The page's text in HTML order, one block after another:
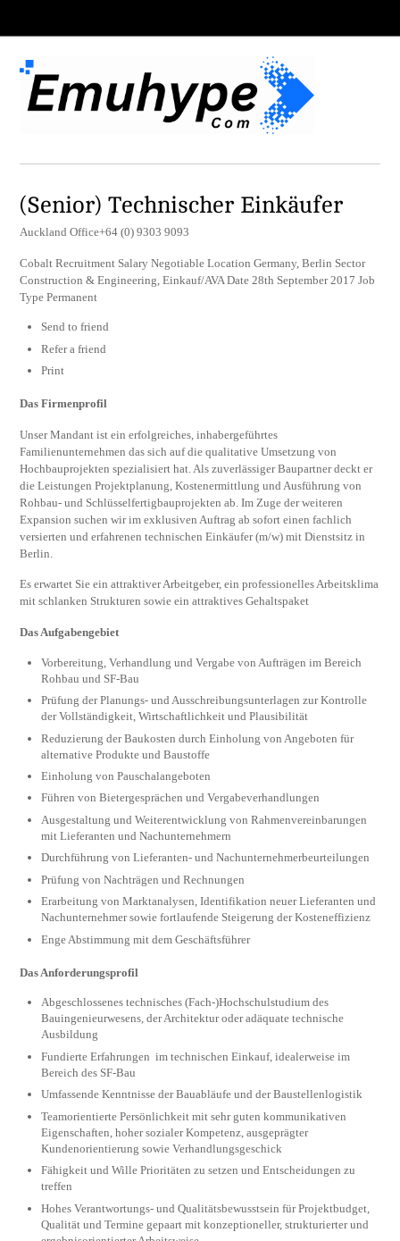
(Senior) Technischer Einkäufer
Auckland Office+64 (0) 9303 9093
Cobalt Recruitment Salary Negotiable Location Germany, Berlin Sector
Construction & Engineering, Einkauf/AVA Date 28th September 2017 Job
Type Permanent
Send to friend
Refer a friend
Print
Das Firmenprofil
Unser Mandant ist ein erfolgreiches, inhabergeführtes
Familienunternehmen das sich auf die qualitative Umsetzung von
Hochbauprojekten spezialisiert hat. Als zuverlässiger Baupartner deckt er
die Leistungen Projektplanung, Kostenermittlung und Ausführung von
Rohbau- und Schlüsselfertigbauprojekten ab. Im Zuge der weiteren
Expansion suchen wir im exklusiven Auftrag ab sofort einen fachlich
versierten und erfahrenen technischen Einkäufer (m/w) mit Dienstsitz in
Berlin.
Es erwartet Sie ein attraktiver Arbeitgeber, ein professionelles Arbeitsklima
mit schlanken Strukturen sowie ein attraktives Gehaltspaket
Das Aufgabengebiet
Vorbereitung, Verhandlung und Vergabe von Aufträgen im Bereich
Rohbau und SF-Bau
Prüfung der Planungs- und Ausschreibungsunterlagen zur Kontrolle
der Vollständigkeit, Wirtschaftlichkeit und Plausibilität
Reduzierung der Baukosten durch Einholung von Angeboten für
alternative Produkte und Baustoffe
Einholung von Pauschalangeboten
Führen von Bietergesprächen und Vergabeverhandlungen
Ausgestaltung und Weiterentwicklung von Rahmenvereinbarungen
mit Lieferanten und Nachunternehmern
Durchführung von Lieferanten- und Nachunternehmerbeurteilungen
Prüfung von Nachträgen und Rechnungen
Erarbeitung von Marktanalysen, Identifikation neuer Lieferanten und
Nachunternehmer sowie fortlaufende Steigerung der Kosteneffizienz
Enge Abstimmung mit dem Geschäftsführer
Das Anforderungsprofil
Abgeschlossenes technisches (Fach-)Hochschulstudium des
Bauingenieurwesens, der Architektur oder adäquate technische
Ausbildung
Fundierte Erfahrungen im technischen Einkauf, idealerweise im
Bereich des SF-Bau
Umfassende Kenntnisse der Bauabläufe und der Baustellenlogistik
Teamorientierte Persönlichkeit mit sehr guten kommunikativen
Eigenschaften, hoher sozialer Kompetenz, ausgeprägter
Kundenorientierung sowie Verhandlungsgeschick
Fähigkeit und Wille Prioritäten zu setzen und Entscheidungen zu
treffen
Hohes Verantwortungs- und Qualitätsbewusstsein für Projektbudget,
Qualität und Termine gepaart mit konzeptioneller, strukturierter und